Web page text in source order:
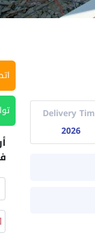
Delivery
2026